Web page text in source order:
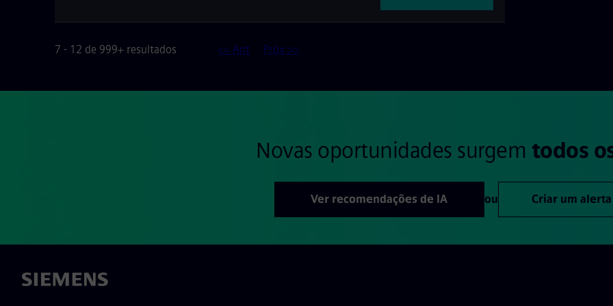
7 - 12 de 999+ resultados << Ant Próx >>
Novas oportunidades surgem todos
Ver recomendações de IA ou Criar um alerta